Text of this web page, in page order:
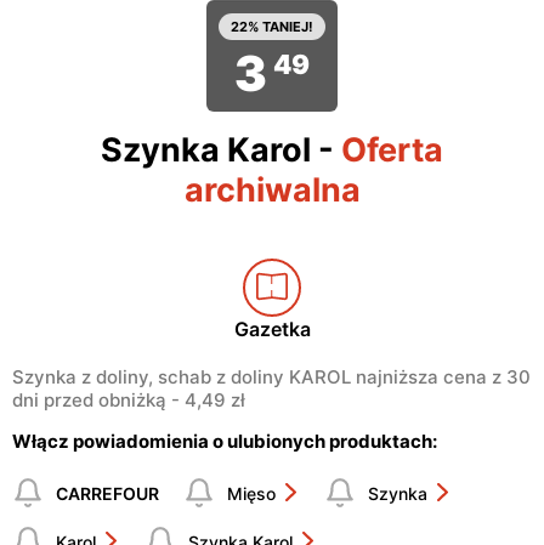
22% TANIEJ!
3 49
Szynka Karol - Oferta
archiwalna
Gazetka
Szynka z doliny, schab z doliny KAROL najniższa cena z 30
dni przed obniżką - 4,49 zł
Włącz powiadomienia o ulubionych produktach:
CARREFOUR Mięso Szynka